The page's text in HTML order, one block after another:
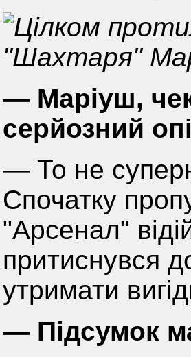
Цілком
"Шахтаря"
— Маріуш,
серйозний
— То не
Спочатку
"Арсенал"
притиснувся
утримати
— Підсумок